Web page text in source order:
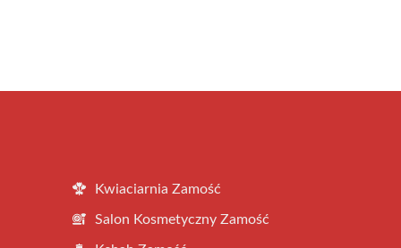
Kwiaciarnia Zamość
Salon Kosmetyczny Zamość